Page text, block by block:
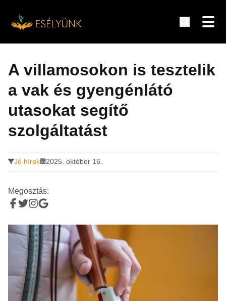
tartalomra
A villamosokon is tesztelik
a vak és gyengénlátó
utasokat segítő
szolgáltatást
Jó hírek 2025. október 16.
Megosztás: